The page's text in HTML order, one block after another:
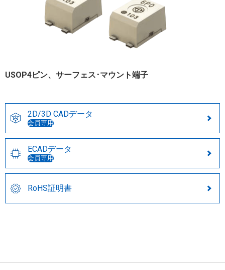
USOP4ピン、サーフェス･マウント端子
2D/3D CADデータ
会員専用
ECADデータ
会員専用
RoHS証明書